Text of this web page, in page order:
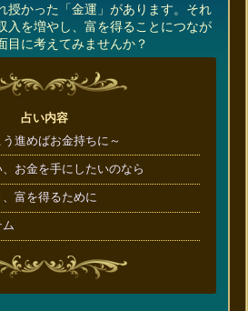
授かった「金運」があります。それ
入を増やし、富を得ることにつなが
目に考えてみませんか？
占い内容
進めばお金持ちに～
お金を手にしたいのなら
富を得るために